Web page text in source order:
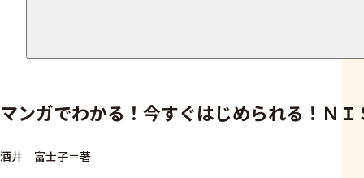
マンガでわかる！今すぐはじめられる！Ｎ
酒井 富士子＝著